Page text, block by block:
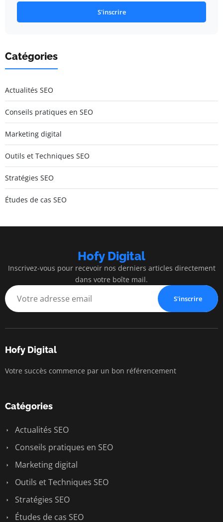
S'inscrire
Catégories
Actualités SEO
Conseils pratiques en SEO
Marketing digital
Outils et Techniques SEO
Stratégies SEO
Études de cas SEO
Hofy Digital
Inscrivez-vous pour recevoir nos derniers articles directement
dans votre boîte mail.
S'inscrire
Hofy Digital
Votre succès commence par un bon référencement
Catégories
Actualités SEO
Conseils pratiques en SEO
Marketing digital
Outils et Techniques SEO
Stratégies SEO
Études de cas SEO